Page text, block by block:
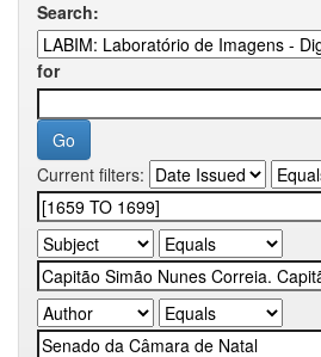
Search:
for
Current filters: